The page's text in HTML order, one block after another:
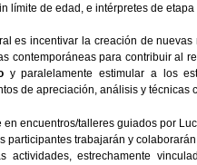
límite de edad, e intérpretes de
es incentivar la creación de nuevas
contemporáneas para contribuir al
y paralelamente estimular a los
de apreciación, análisis y técnicas
en encuentros/talleres guiados por
participantes trabajarán y
actividades, estrechamente